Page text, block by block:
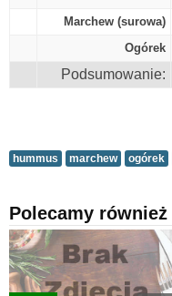
Marchew (surowa)
Ogórek
Podsumowanie:
hummus marchew ogórek
Polecamy również